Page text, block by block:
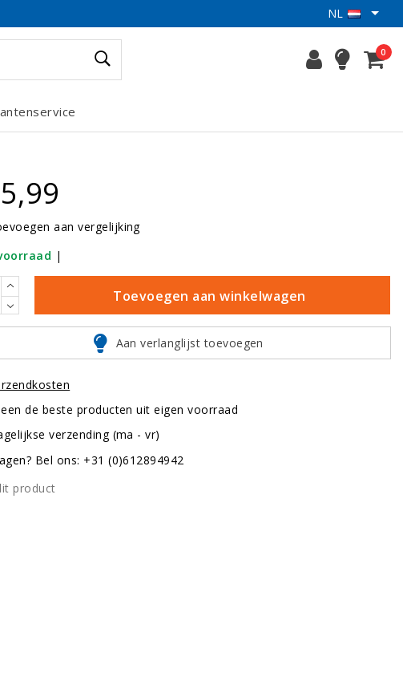
NL
0
aan vergelijking
|
Toevoegen aan winkelwagen
Aan verlanglijst toevoegen
de beste producten uit eigen voorraad
verzending (ma - vr)
Bel ons: +31 (0)612894942
product